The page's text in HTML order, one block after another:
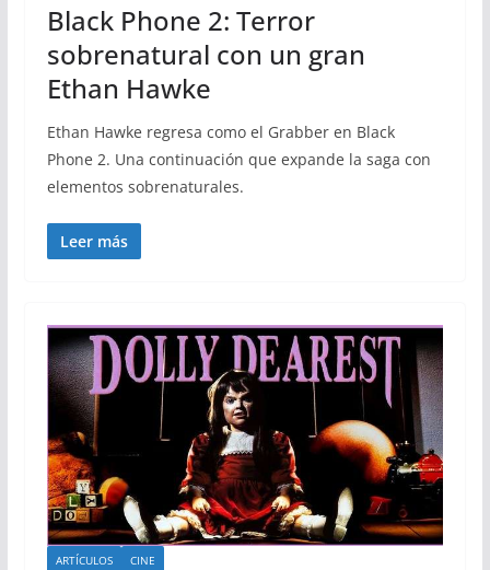
Black Phone 2: Terror
sobrenatural con un gran
Ethan Hawke
Ethan Hawke regresa como el Grabber en Black
Phone 2. Una continuación que expande la saga con
elementos sobrenaturales.
Leer más
ARTÍCULOS CINE